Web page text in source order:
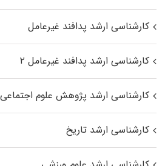
کارشناسی ارشد پدافند غیرعامل
کارشناسی ارشد پدافند غیرعامل ۲
کارشناسی ارشد پژوهش علوم اجتماعی
کارشناسی ارشد تاریخ